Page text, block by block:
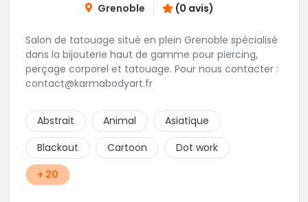
Grenoble (0 avis)
Salon de tatouage situé en plein Grenoble spécialisé
dans la bijouterie haut de gamme pour piercing,
perçage corporel et tatouage. Pour nous contacter :
contact@karmabodyart.fr
Abstrait Animal
Asiatique
Blackout
Cartoon
Dot work
+ 20